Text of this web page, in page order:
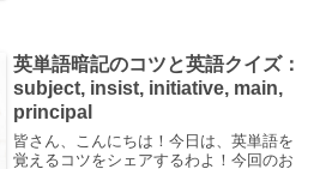
英単語暗記のコツと英語クイズ：
subject, insist, initiative, main,
principal
皆さん、こんにちは！今日は、英単語を
覚えるコツをシェアするわよ！今回のお